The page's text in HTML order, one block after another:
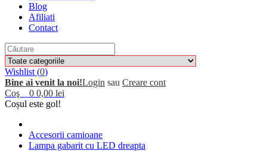
Blog
Afiliati
Contact
Wishlist (0)
Bine ai venit la noi!Login sau Creare cont
Coş
0 0,00 lei
Coșul este gol!
Accesorii camioane
Lampa gabarit cu LED dreapta